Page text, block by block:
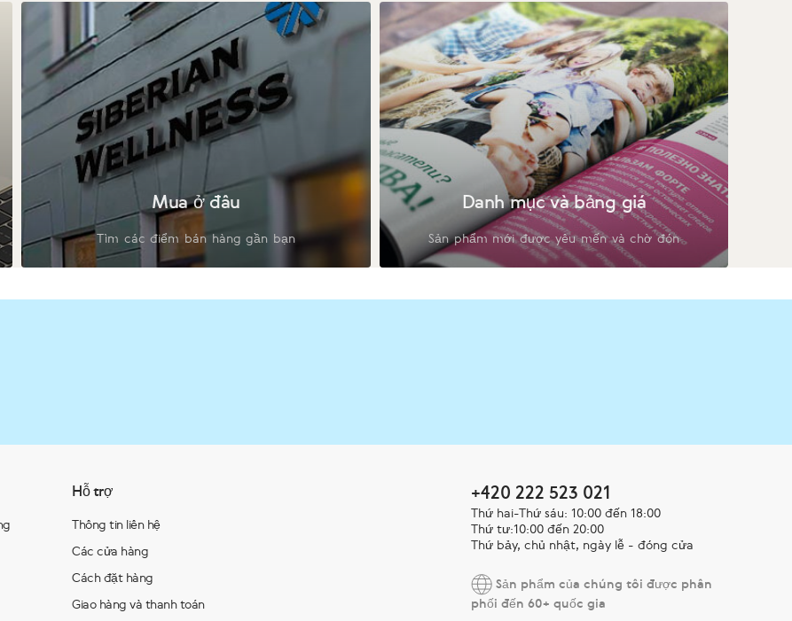
Mua ở đâu
Tìm các điểm bán hàng gần bạn
Danh mục và bảng giá
Sản phẩm mới được yêu mến và chờ đón
Hỗ trợ
Thông tin liên hệ
Các cửa hàng
Cách đặt hàng
Giao hàng và thanh toán
+420 222 523 021
Thứ hai-Thứ sáu: 10:00 đến 18:00
Thứ tư:10:00 đến 20:00
Thứ bảy, chủ nhật, ngày lễ - đóng cửa
Sản phẩm của chúng tôi được phân
phối đến 60+ quốc gia